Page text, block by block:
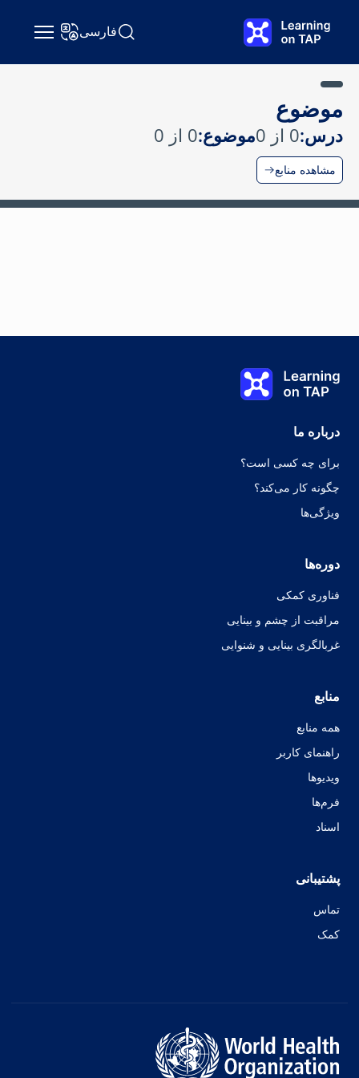
جستجو Learning on TAPفارسیتغییر زبان
موضوع
درس:0 از 0 موضوع:0 از 0
مشاهده منابع
0%
موضوع
درس:0 از 0
Learning on TAP - خانه
درباره ما
برای چه کسی است؟
چگونه کار می‌کند؟
ویژگی‌ها
دوره‌ها
فناوری کمکی
مراقبت از چشم و بینایی
غربالگری بینایی و شنوایی
منابع
همه منابع
راهنمای کاربر
ویدیوها
فرم‌ها
اسناد
پشتیبانی
تماس
کمک